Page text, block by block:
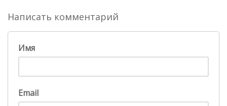
Написать комментарий
Имя
Email